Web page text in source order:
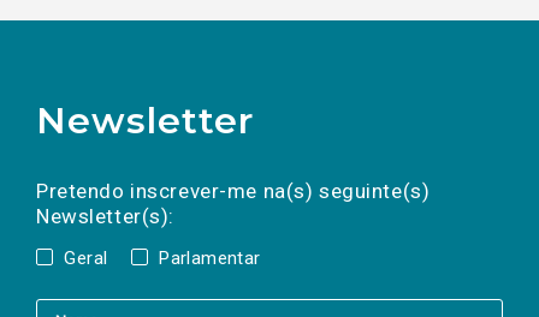
Newsletter
Pretendo inscrever-me na(s) seguinte(s)
Newsletter(s):
Geral Parlamentar
a(s) newsletter(s).
mail